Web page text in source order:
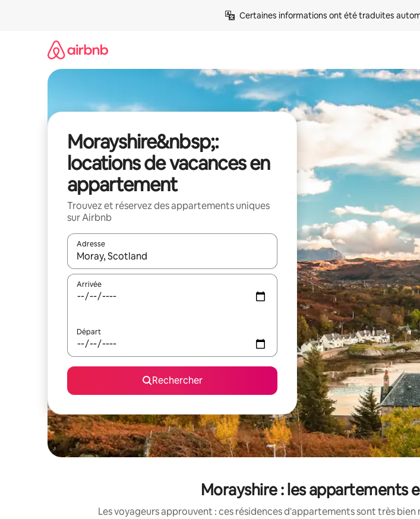
Certaines informations ont été traduites
Morayshire&nbsp;:
locations de vacances en
appartement
Trouvez et réservez des appartements uniques
sur Airbnb
Adresse
Lorsque les résultats s'affichent, utilisez les flèches vers le haut et vers le bas pour les
Arrivée
Départ
Rechercher
Morayshire : les appartements
Les voyageurs approuvent : ces résidences d'appartements sont très